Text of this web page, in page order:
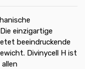
einzigartige
beeindruckende
Divinycell H ist